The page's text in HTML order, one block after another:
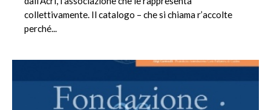
collettivamente. Il catalogo – che si chiama r’accolte
perché...